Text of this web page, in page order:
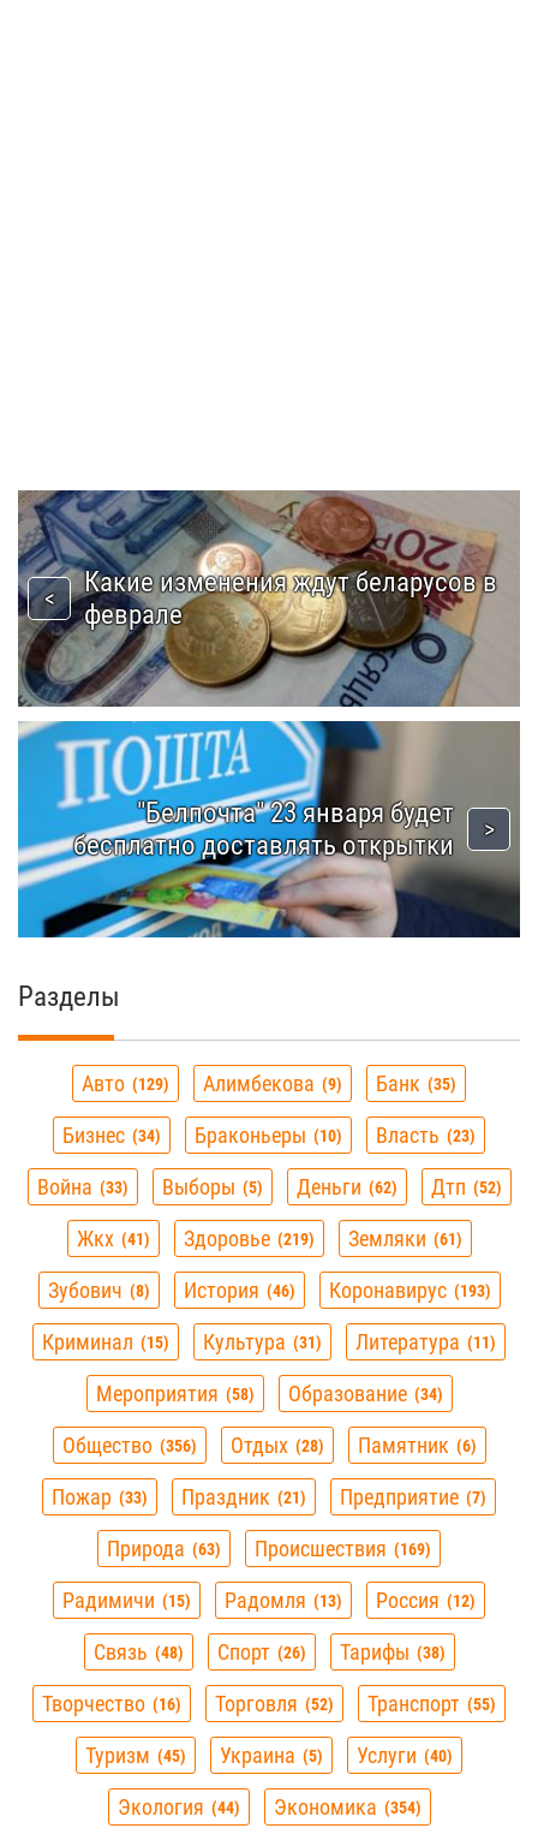
Какие изменения ждут беларусов в
феврале
"Белпочта" 23 января будет
бесплатно доставлять открытки
Разделы
Авто 129 Алимбекова 9 Банк 35
Бизнес 34 Браконьеры 10 Власть 23
Война 33 Выборы 5 Деньги 62 Дтп 52
Жкх 41 Здоровье 219 Земляки 61
Зубович 8 История 46 Коронавирус 193
Криминал 15 Культура 31 Литература 11
Мероприятия 58 Образование 34
Общество 356 Отдых 28 Памятник 6
Пожар 33 Праздник 21 Предприятие 7
Природа 63 Происшествия 169
Радимичи 15 Радомля 13 Россия 12
Связь 48 Спорт 26 Тарифы 38
Творчество 16 Торговля 52 Транспорт 55
Туризм 45 Украина 5 Услуги 40
Экология 44 Экономика 354